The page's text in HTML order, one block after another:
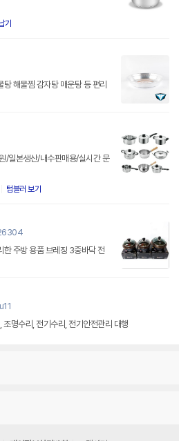
기
해물찜 감자탕 매운탕 등 편리
/일본생산/내수판매용/실시간 문
텀블러 보기
명수리, 전기수리, 전기안전관리 대행